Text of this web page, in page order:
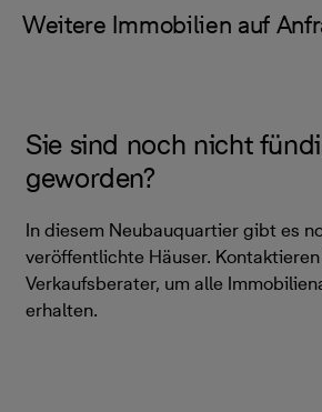
Weitere Immobilien auf
Sie sind noch nicht
geworden?
In diesem Neubauquartier gibt es
veröffentlichte Häuser.
Verkaufsberater, um alle
erhalten.